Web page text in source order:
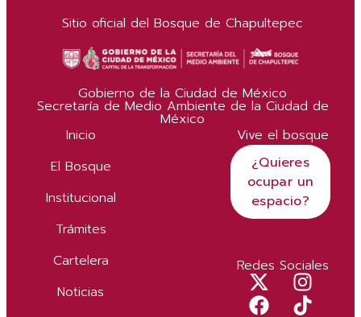
Sitio oficial del Bosque de Chapultepec
Gobierno de la Ciudad de México
Secretaría de Medio Ambiente de la Ciudad de
México
Inicio
El Bosque
Institucional
Trámites
Cartelera
Noticias
Vive el bosque
¿Quieres
ocupar un
espacio?
Redes Sociales